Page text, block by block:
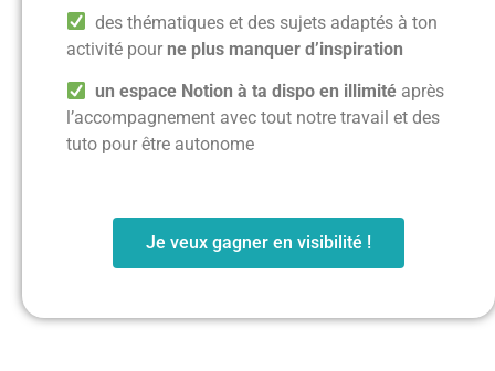
des thématiques et des sujets adaptés à ton
activité pour ne plus manquer d’inspiration
un espace Notion à ta dispo en illimité après
l’accompagnement avec tout notre travail et des
tuto pour être autonome
Je veux gagner en visibilité !